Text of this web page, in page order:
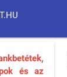
és az